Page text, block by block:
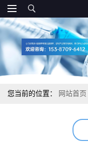
您当前的位置： 网站首页